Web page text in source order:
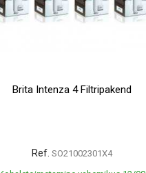
Brita Intenza 4 Filtripakend
Ref. SO21002301X4